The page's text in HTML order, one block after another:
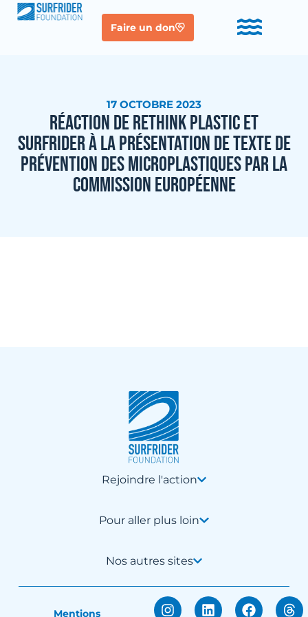
Faire un don
17 OCTOBRE 2023
RÉACTION DE RETHINK PLASTIC ET
SURFRIDER À LA PRÉSENTATION DE TEXTE DE
PRÉVENTION DES MICROPLASTIQUES PAR LA
COMMISSION EUROPÉENNE
Rejoindre l'action
Pour aller plus loin
Nos autres sites
Mentions